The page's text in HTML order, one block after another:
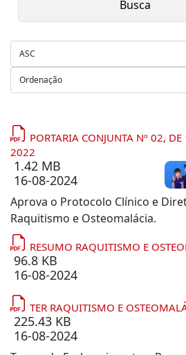
PORTARIA CONJUNTA Nº 02,
2022
1.42 MB
16-08-2024
Aprova o Protocolo Clínico e
Raquitismo e Osteomalácia.
RESUMO RAQUITISMO E
96.8 KB
16-08-2024
TER RAQUITISMO E
225.43 KB
16-08-2024